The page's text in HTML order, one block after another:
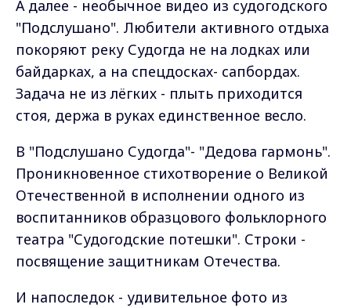
А далее - необычное видео из судогодского
"Подслушано". Любители активного отдыха
покоряют реку Судогда не на лодках или
байдарках, а на спецдосках- сапбордах.
Задача не из лёгких - плыть приходится
стоя, держа в руках единственное весло.
В "Подслушано Судогда"- "Дедова гармонь".
Проникновенное стихотворение о Великой
Отечественной в исполнении одного из
воспитанников образцового фольклорного
театра "Судогодские потешки". Строки -
посвящение защитникам Отечества.
И напоследок - удивительное фото из